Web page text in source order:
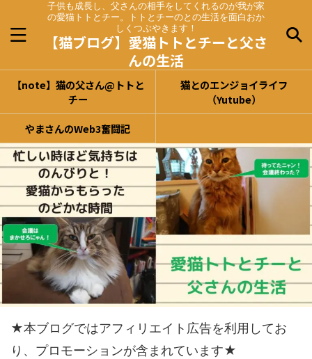
子供も成長し、父さんの相手をしてくれるのが我が家
の愛猫トトとチー。トトとチーのとの生活を面白おか
しくつぶやきます！
【猫ブログ】愛猫トトとチーと父さ
んの生活
【note】猫の父さん@トトと
チー
猫とのエンジョイライフ
（Yutube）
やまさんのWeb3奮闘記
★本ブログではアフィリエイト広告を利用してお
り、プロモーションが含まれています★